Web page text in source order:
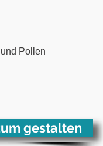
Pollen
gestalten